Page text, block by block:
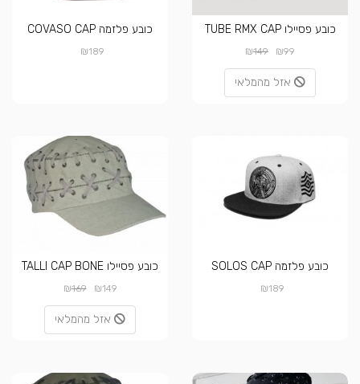
כובע פסיילו TUBE RMX CAP
₪99
₪149
אזל מהמלאי
כובע פלזמה COVASO CAP
₪189
כובע פלזמה SOLOS CAP
₪189
כובע פסיילו TALLI CAP BONE
₪149
₪169
אזל מהמלאי